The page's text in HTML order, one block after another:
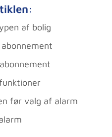
af bolig
før valg af alarm